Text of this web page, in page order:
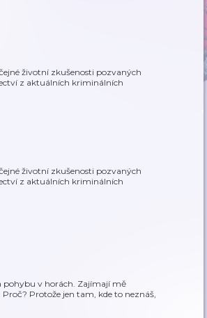
životní zkušenosti pozvaných
z aktuálních kriminálních
životní zkušenosti pozvaných
z aktuálních kriminálních
pohybu v horách. Zajímají mě
Protože jen tam, kde to neznáš,